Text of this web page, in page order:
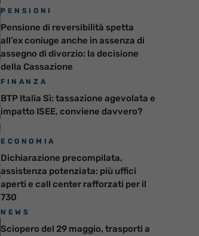
PENSIONI
Pensione di reversibilità spetta
all’ex coniuge anche in assenza di
assegno di divorzio: la decisione
della Cassazione
FINANZA
BTP Italia Sì: tassazione agevolata e
impatto ISEE, conviene davvero?
ECONOMIA
Dichiarazione precompilata,
assistenza potenziata: più uffici
aperti e call center rafforzati per il
730
NEWS
Sciopero del 29 maggio, trasporti a